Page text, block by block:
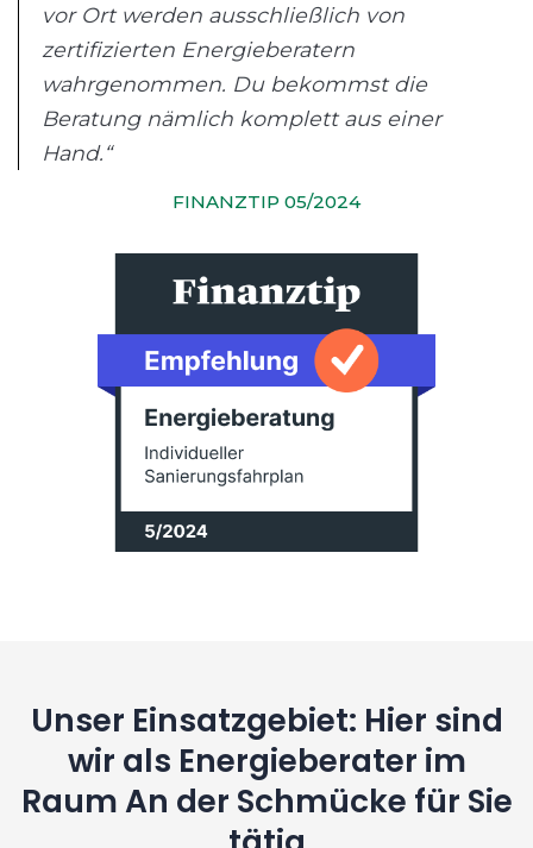
vor Ort werden ausschließlich von
zertifizierten Energieberatern
wahrgenommen. Du bekommst die
Beratung nämlich komplett aus einer
Hand.“
FINANZTIP 05/2024
Unser Einsatzgebiet: Hier sind
wir als Energieberater im
Raum An der Schmücke für Sie